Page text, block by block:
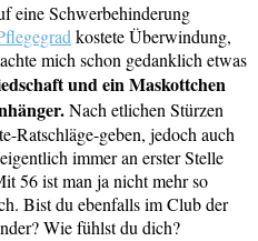
eine Schwerbehinderung
kostete Überwindung,
mich schon gedanklich etwas
und ein Maskottchen
Nach etlichen Stürzen
Ratschläge-geben, jedoch auch
immer an erster Stelle
56 ist man ja nicht mehr so
Bist du ebenfalls im Club der
Wie fühlst du dich?